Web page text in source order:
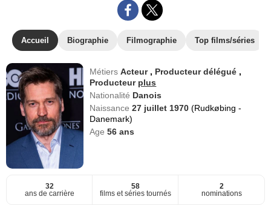
Accueil Biographie Filmographie Top films/séries
MétiersActeur , Producteur délégué ,
Producteur plus
Nationalité Danois
Naissance27 juillet 1970(Rudkøbing -
Danemark)
Age56 ans
32
ans de carrière
58
films et séries tournés
2
nominations